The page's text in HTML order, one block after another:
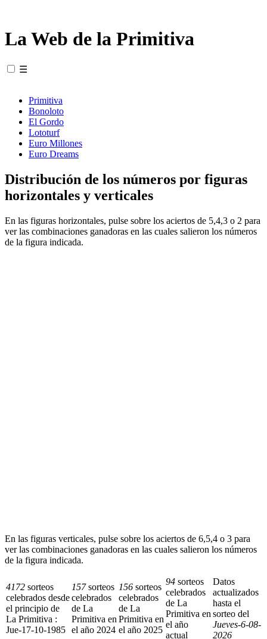
La Web de la Primitiva
☰
Primitiva
Bonoloto
El Gordo
Lototurf
Euro Millones
Euro Dreams
Distribución de los números por figuras
horizontales y verticales
En las figuras horizontales, pulse sobre los aciertos de 5,4,3 o 2 para
ver las combinaciones ganadoras en las cuales salieron los números
de la figura indicada.
En las figuras verticales, pulse sobre los aciertos de 6,5,4 o 3 para
ver las combinaciones ganadoras en las cuales salieron los números
de la figura indicada.
4172 sorteos
celebrados desde
el principio de
La Primitiva :
Jue-17-10-1985
157sorteos
celebrados
de La
Primitiva en
el año 2024
156 sorteos
celebrados
de La
Primitiva en
el año 2025
94 sorteos
celebrados
de La
Primitiva en
el año
actual
Datos
actualizados
hasta el
sorteo del
Jueves-6-08-
2026